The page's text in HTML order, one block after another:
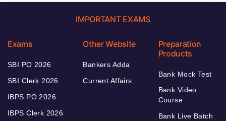
IMPORTANT EXAMS
Exams
SBI PO 2026
SBI Clerk 2026
IBPS PO 2026
IBPS Clerk 2026
Other Website
Bankers Adda
Current Affairs
Preparation
Products
Bank Mock Test
Bank Video
Course
Bank Live Batch